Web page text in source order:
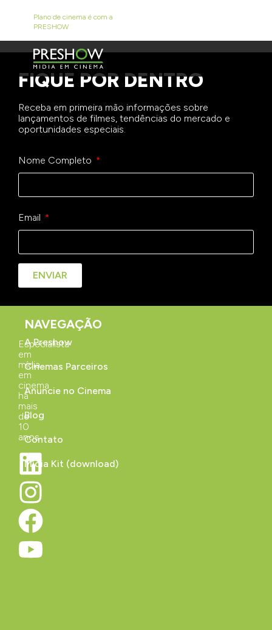
Plano de cinema é com a
PRESHOW
grupo AFAF são ótimas opções de lazer para públicos
FIQUE POR DENTRO
Receba em primeira mão informações sobre
lançamentos de filmes, tendências do mercado e
oportunidades especiais.
Nome Completo
Email
ENVIAR
Especialista
em
mídia
em
cinema
há
mais
de
10
anos
NAVEGAÇÃO
A Preshow
Cinemas Parceiros
Anuncie no Cinema
Blog
Contato
Mídia Kit (download)